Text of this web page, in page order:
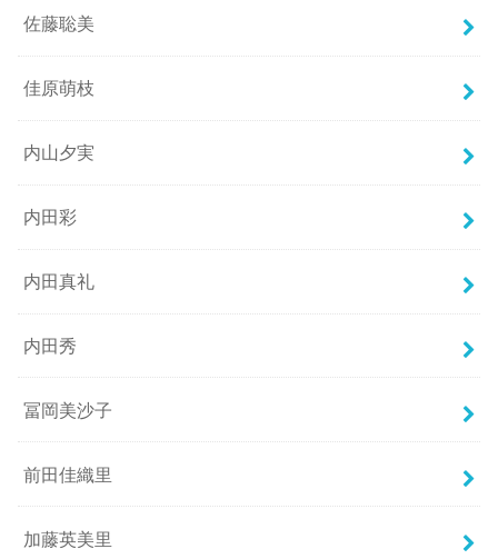
佐藤聡美
佳原萌枝
内山夕実
内田彩
内田真礼
内田秀
冨岡美沙子
前田佳織里
加藤英美里